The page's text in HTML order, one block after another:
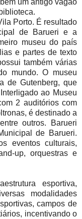
um antigo vagão
Porto. É resultado
de Barueri e a
museu do país
e partes de texto
também várias
mundo. O museu
de Gutenberg, que
ao Museu
2 auditórios com
é destinado a
outros. Barueri
de Barueri.
eventos culturais,
up, orquestras e
esportiva,
modalidades
campos de
incentivando o